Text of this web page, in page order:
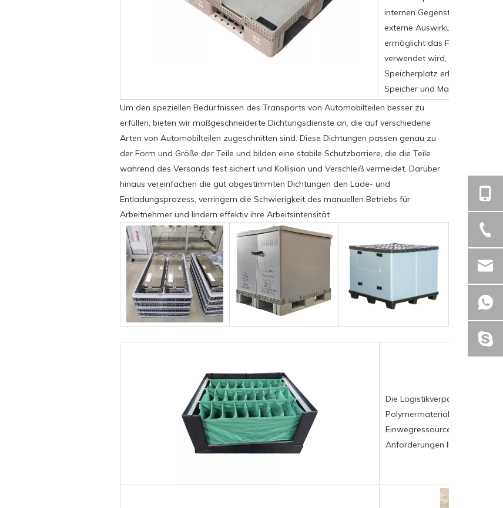
internen Gegenstände aus
externe Auswirkungen
ermöglicht das
verwendet wird, in eine
Speicherplatz erheblich
Speicher und Management
Um den speziellen Bedürfnissen des Transports von Automobilteilen besser zu
erfüllen, bieten wir maßgeschneiderte Dichtungsdienste an, die auf verschiedene
Arten von Automobilteilen zugeschnitten sind. Diese Dichtungen passen genau zu
der Form und Größe der Teile und bilden eine stabile Schutzbarriere, die die Teile
während des Versands fest sichert und Kollision und Verschleiß vermeidet. Darüber
hinaus vereinfachen die gut abgestimmten Dichtungen den Lade- und
Entladungsprozess, verringern die Schwierigkeit des manuellen Betriebs für
Arbeitnehmer und lindern effektiv ihre Arbeitsintensität
Die
Polymermaterialien um und
Einwegressourcen und -
Anforderungen Ihrer Kunden